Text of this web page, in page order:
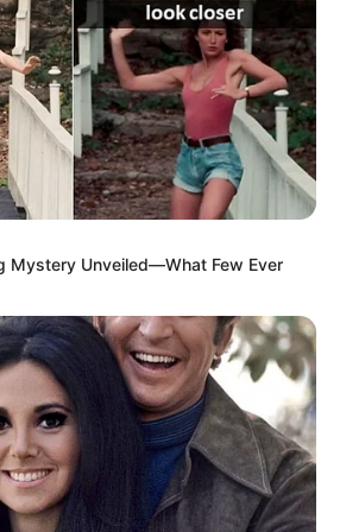
von Heyerode
der freien Reichsstadt
und Biergarten mit einem
Spielplatz.
Seebach
(seit 1908) im
und Erlebnismöglichkeiten.
Zella
große historische Klosteranlage kann
im Wald des Naturparks Hainich
werden.
Mystery Unveiled—What Few Ever